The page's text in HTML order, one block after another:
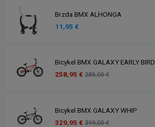
Brzda BMX ALHONGA
11,95 €
Bicykel BMX GALAXY EARLY BIRD
258,95 € 285,00 €
Bicykel BMX GALAXY WHIP
329,95 € 399,00 €